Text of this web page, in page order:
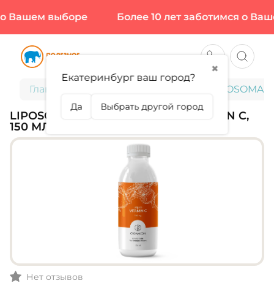
Вашем выборе Более 10 лет заботимся о
Главная
LIPOSOMAL VITAMINS, LIQUID VITAMIN C,
150 МЛ (30 ПОРЦИЙ)
Нет отзывов
✖
Екатеринбург ваш город?
Да Выбрать другой город